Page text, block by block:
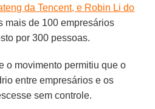
da Tencent, e Robin Li do
mais de 100 empresários
por 300 pessoas.
o movimento permitiu que o
entre empresários e os
sem controle.